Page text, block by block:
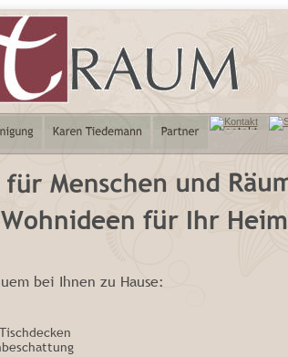
für Ihr Heim
bei Ihnen zu Hause: